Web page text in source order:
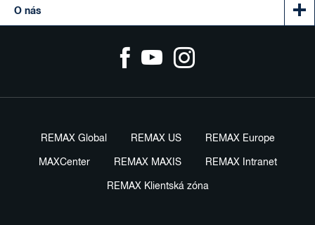
O nás
REMAX Global REMAX US REMAX Europe
MAXCenter REMAX MAXIS REMAX Intranet
REMAX Klientská zóna